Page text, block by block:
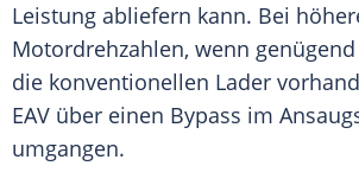
Leistung abliefern kann. Bei
Motordrehzahlen, wenn
die konventionellen Lader
EAV über einen Bypass im
umgangen.